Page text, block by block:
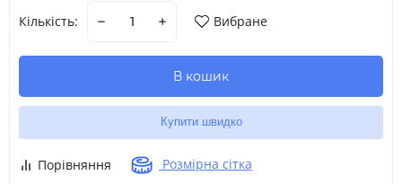
Кількість: Вибране
В кошик
Купити швидко
Порівняння Розмірна сітка